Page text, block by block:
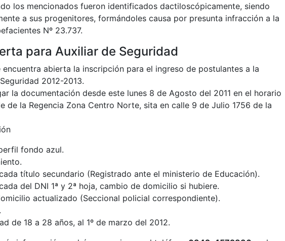
los mencionados fueron identificados dactiloscópicamente, siendo
a sus progenitores, formándoles causa por presunta infracción a la
Nº 23.737.
para Auxiliar de Seguridad
abierta la inscripción para el ingreso de postulantes a la
2012-2013.
la documentación desde este lunes 8 de Agosto del 2011 en el horario
de la Regencia Zona Centro Norte, sita en calle 9 de Julio 1756 de la
fondo azul.
título secundario (Registrado ante el ministerio de Educación).
del DNI 1ª y 2ª hoja, cambio de domicilio si hubiere.
actualizado (Seccional policial correspondiente).
de 18 a 28 años, al 1º de marzo del 2012.